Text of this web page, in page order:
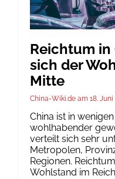
Reichtum in
sich der
Mitte
China-Wiki.de 18. Juni
China ist in
wohlhabender
verteilt sich sehr
Metropolen,
Regionen.
Wohlstand im